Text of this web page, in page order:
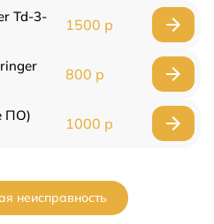
Td-3-
1500 р
800 р
ПО)
1000 р
неисправность